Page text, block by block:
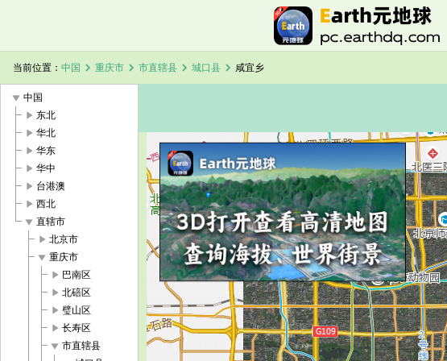
当前位置： 中国 chevron_right 重庆市 chevron_right 市直辖县 chevron_right 城口县 chevron_right 咸宜乡
play_arrow 中国
play_arrow 东北
play_arrow 华北
play_arrow 华东
play_arrow 华中
play_arrow 台港澳
play_arrow 西北
play_arrow 直辖市
play_arrow 北京市
play_arrow 重庆市
play_arrow 巴南区
play_arrow 北碚区
play_arrow 璧山区
play_arrow 长寿区
play_arrow 市直辖县
咸宜乡卫星地图加载中，请稍候...